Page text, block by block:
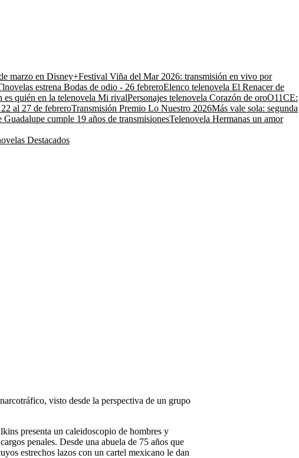
marzo en Disney+Festival Viña del Mar 2026: transmisión en vivo por
estrena Bodas de odio - 26 febreroElenco telenovela El Renacer de
es quién en la telenovela Mi rivalPersonajes telenovela Corazón de oroO11CE:
al 27 de febreroTransmisión Premio Lo Nuestro 2026Más vale sola: segunda
Guadalupe cumple 19 años de transmisionesTelenovela Hermanas un amor
Destacados
visto desde la perspectiva de un grupo
presenta un caleidoscopio de hombres y
penales. Desde una abuela de 75 años que
estrechos lazos con un cartel mexicano le dan